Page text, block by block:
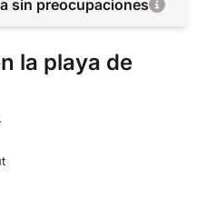
sin preocupaciones
la playa de